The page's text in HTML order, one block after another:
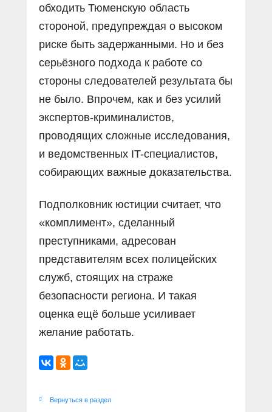
обходить Тюменскую область
стороной, предупреждая о высоком
риске быть задержанными. Но и без
серьёзного подхода к работе со
стороны следователей результата бы
не было. Впрочем, как и без усилий
экспертов-криминалистов,
проводящих сложные исследования,
и ведомственных IT-специалистов,
собирающих важные доказательства.
Подполковник юстиции считает, что
«комплимент», сделанный
преступниками, адресован
представителям всех полицейских
служб, стоящих на страже
безопасности региона. И такая
оценка ещё больше усиливает
желание работать.
Вернуться в раздел